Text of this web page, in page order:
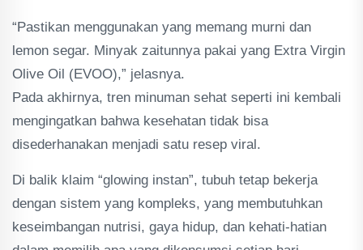
“Pastikan menggunakan yang memang murni dan
lemon segar. Minyak zaitunnya pakai yang Extra Virgin
Olive Oil (EVOO),” jelasnya.
Pada akhirnya, tren minuman sehat seperti ini kembali
mengingatkan bahwa kesehatan tidak bisa
disederhanakan menjadi satu resep viral.
Di balik klaim “glowing instan”, tubuh tetap bekerja
dengan sistem yang kompleks, yang membutuhkan
keseimbangan nutrisi, gaya hidup, dan kehati-hatian